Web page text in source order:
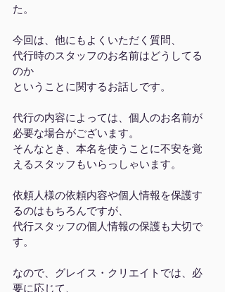
た。
今回は、他にもよくいただく質問、
代行時のスタッフのお名前はどうしてる
のか
ということに関するお話しです。
代行の内容によっては、個人のお名前が
必要な場合がございます。
そんなとき、本名を使うことに不安を覚
えるスタッフもいらっしゃいます。
依頼人様の依頼内容や個人情報を保護す
るのはもちろんですが、
代行スタッフの個人情報の保護も大切で
す。
なので、グレイス・クリエイトでは、必
要に応じて、